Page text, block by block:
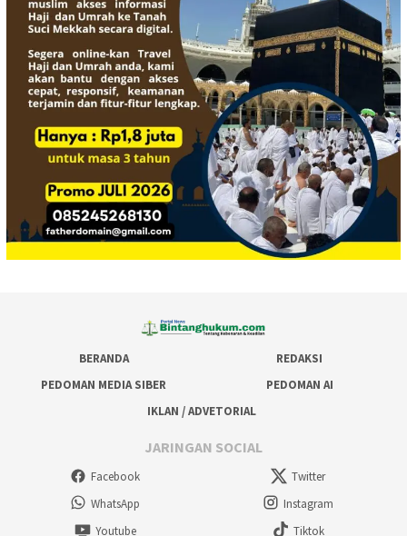
BERANDA
REDAKSI
PEDOMAN MEDIA SIBER
PEDOMAN AI
IKLAN / ADVETORIAL
JARINGAN SOCIAL
Facebook
Twitter
WhatsApp
Instagram
Youtube
Tiktok